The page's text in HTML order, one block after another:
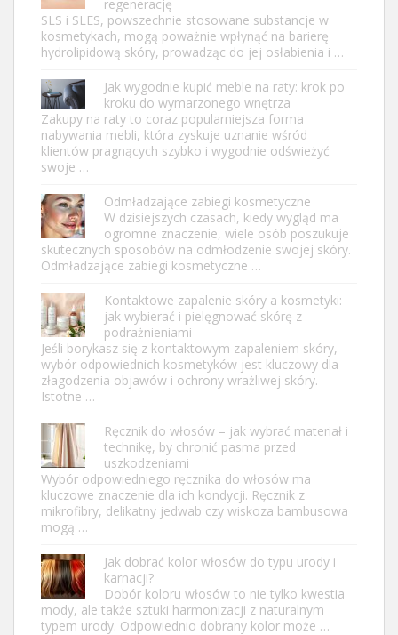
regenerację
SLS i SLES, powszechnie stosowane substancje w
kosmetykach, mogą poważnie wpłynąć na barierę
hydrolipidową skóry, prowadząc do jej osłabienia i …
Jak wygodnie kupić meble na raty: krok po
kroku do wymarzonego wnętrza
Zakupy na raty to coraz popularniejsza forma
nabywania mebli, która zyskuje uznanie wśród
klientów pragnących szybko i wygodnie odświeżyć
swoje …
Odmładzające zabiegi kosmetyczne
W dzisiejszych czasach, kiedy wygląd ma
ogromne znaczenie, wiele osób poszukuje
skutecznych sposobów na odmłodzenie swojej skóry.
Odmładzające zabiegi kosmetyczne …
Kontaktowe zapalenie skóry a kosmetyki:
jak wybierać i pielęgnować skórę z
podrażnieniami
Jeśli borykasz się z kontaktowym zapaleniem skóry,
wybór odpowiednich kosmetyków jest kluczowy dla
złagodzenia objawów i ochrony wrażliwej skóry.
Istotne …
Ręcznik do włosów – jak wybrać materiał i
technikę, by chronić pasma przed
uszkodzeniami
Wybór odpowiedniego ręcznika do włosów ma
kluczowe znaczenie dla ich kondycji. Ręcznik z
mikrofibry, delikatny jedwab czy wiskoza bambusowa
mogą …
Jak dobrać kolor włosów do typu urody i
karnacji?
Dobór koloru włosów to nie tylko kwestia
mody, ale także sztuki harmonizacji z naturalnym
typem urody. Odpowiednio dobrany kolor może …